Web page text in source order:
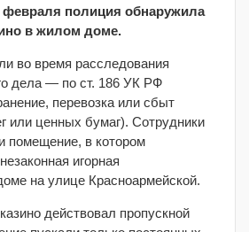
февраля полиция обнаружила
в жилом доме.
во время расследования
дела — по ст. 186 УК РФ
перевозка или сбыт
или ценных бумаг). Сотрудники
помещение, в котором
игорная
на улице Красноармейской.
действовал пропускной